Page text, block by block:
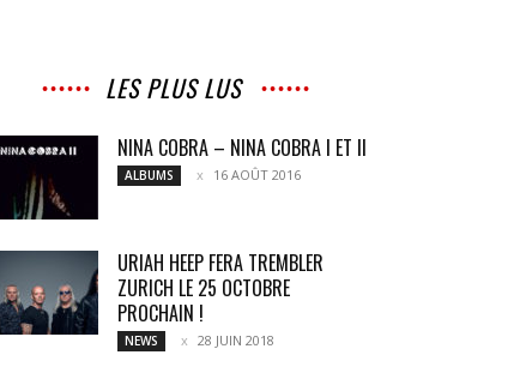
LES PLUS LUS
NINA COBRA – NINA COBRA I ET II
ALBUMS 16 AOÛT 2016
URIAH HEEP FERA TREMBLER
ZURICH LE 25 OCTOBRE
PROCHAIN !
NEWS 28 JUIN 2018